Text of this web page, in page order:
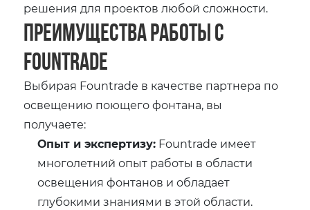
решения для проектов любой сложности.
Преимущества работы с
Fountrade
Выбирая Fountrade в качестве партнера по
освещению поющего фонтана, вы
получаете:
Опыт и экспертизу: Fountrade имеет
многолетний опыт работы в области
освещения фонтанов и обладает
глубокими знаниями в этой области.